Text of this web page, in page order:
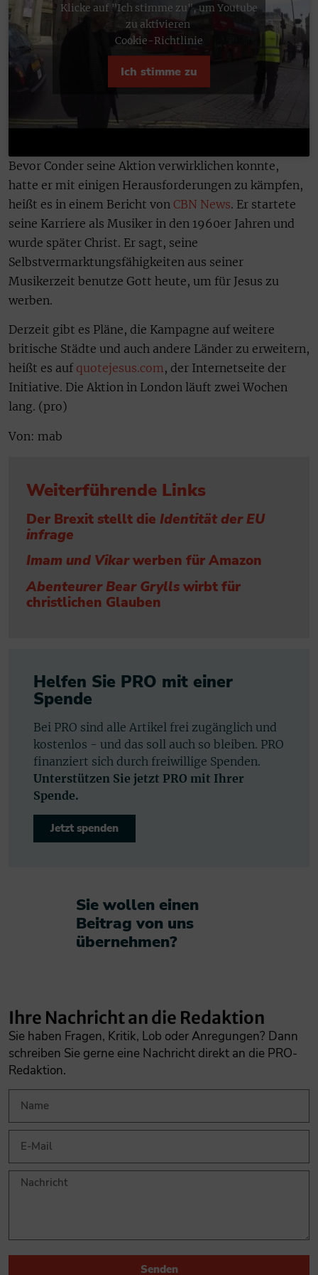
Klicke auf "Ich stimme zu", um Youtube
zu aktivieren
Cookie-Richtlinie
Ich stimme zu
Bevor Conder seine Aktion verwirklichen konnte,
hatte er mit einigen Herausforderungen zu kämpfen,
heißt es in einem Bericht von CBN News. Er startete
seine Karriere als Musiker in den 1960er Jahren und
wurde später Christ. Er sagt, seine
Selbstvermarktungsfähigkeiten aus seiner
Musikerzeit benutze Gott heute, um für Jesus zu
werben.
Derzeit gibt es Pläne, die Kampagne auf weitere
britische Städte und auch andere Länder zu erweitern,
heißt es auf quotejesus.com, der Internetseite der
Initiative. Die Aktion in London läuft zwei Wochen
lang. (pro)
Von: mab
Weiterführende Links
Der Brexit stellt die Identität der EU
infrage
Imam und Vikarwerben für Amazon
Abenteurer Bear Gryllswirbt für
christlichen Glauben
Helfen Sie PRO mit einer
Spende
Bei PRO sind alle Artikel frei zugänglich und
kostenlos - und das soll auch so bleiben. PRO
finanziert sich durch freiwillige Spenden.
Unterstützen Sie jetzt PRO mit Ihrer
Spende.
Jetzt spenden
Sie wollen einen
Beitrag von uns
übernehmen?​
Ihre Nachricht an die Redaktion
Sie haben Fragen, Kritik, Lob oder Anregungen? Dann
schreiben Sie gerne eine Nachricht direkt an die PRO-
Redaktion.
Senden